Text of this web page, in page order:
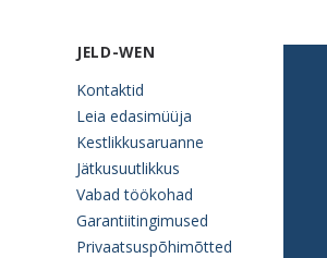
JELD-WEN
Kontaktid
Leia edasimüüja
Kestlikkusaruanne
Jätkusuutlikkus
Vabad töökohad
Garantiitingimused
Privaatsuspõhimõtted